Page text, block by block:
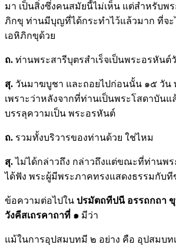
มา เป็นสิ่งซึ่งคนสมัยนี้ไม่เห็น แต่สำหรับพ
ภิกขุ ท่านมีบุญที่ได้กระทำไว้แล้วมาก ที่จะ
เอหิภิกขุด้วย
ถ. ท่านพระสารีบุตรสำเร็จเป็นพระอรหันต์
สุ. วันมาฆบูชา และถอยไปก่อนนั้น ๑๕ วัน
เพราะว่าหลังจากที่ท่านเป็นพระโสดาบัน
บรรลุความเป็น พระอรหันต์
ถ. รวมทั้งบริวารของท่านด้วย ใช่ไหม
สุ.ไม่ได้กล่าวถึง กล่าวถึงแต่ขณะที่ท่านพร
ได้ฟัง พระผู้มีพระภาคทรงแสดงธรรมกับ
ข้อความต่อไปใน ปรมัตถทีปนี อรรถกถา
วังคีสเถรคาถาที่ ๑ มีว่า
แม้ในการอุปสมบทมี ๒ อย่าง คือ อุปสมบท